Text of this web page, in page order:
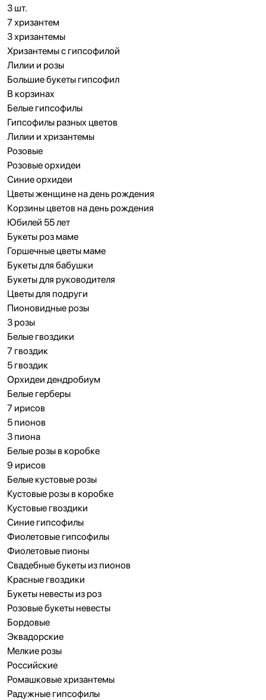
3 шт.
7 хризантем
3 хризантемы
Хризантемы с гипсофилой
Лилии и розы
Большие букеты гипсофил
В корзинах
Белые гипсофилы
Гипсофилы разных цветов
Лилии и хризантемы
Розовые
Розовые орхидеи
Синие орхидеи
Цветы женщине на день рождения
Корзины цветов на день рождения
Юбилей 55 лет
Букеты роз маме
Горшечные цветы маме
Букеты для бабушки
Букеты для руководителя
Цветы для подруги
Пионовидные розы
3 розы
Белые гвоздики
7 гвоздик
5 гвоздик
Орхидеи дендробиум
Белые герберы
7 ирисов
5 пионов
3 пиона
Белые розы в коробке
9 ирисов
Белые кустовые розы
Кустовые розы в коробке
Кустовые гвоздики
Синие гипсофилы
Фиолетовые гипсофилы
Фиолетовые пионы
Свадебные букеты из пионов
Красные гвоздики
Букеты невесты из роз
Розовые букеты невесты
Бордовые
Эквадорские
Мелкие розы
Российские
Ромашковые хризантемы
Радужные гипсофилы